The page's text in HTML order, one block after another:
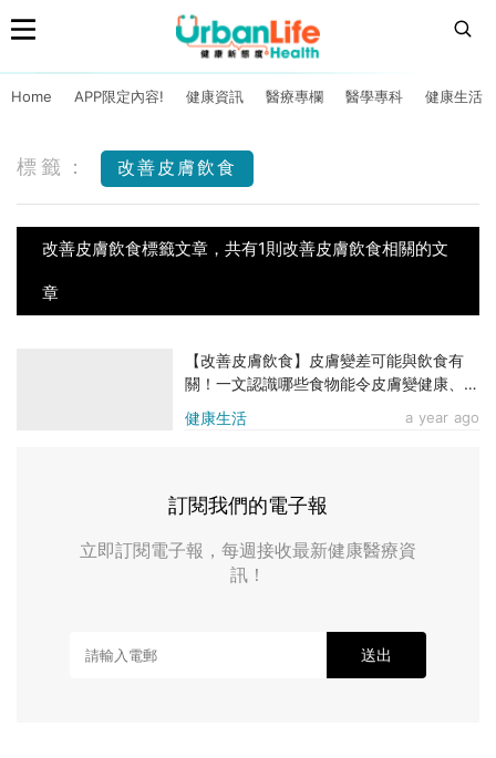
Home APP限定內容! 健康資訊 醫療專欄 醫學專科 健康生活
標籤： 改善皮膚飲食
改善皮膚飲食標籤文章，共有1則改善皮膚飲食相關的文
章
健康生活 a year ago
【改善皮膚飲食】皮膚變差可能與飲食有
關！一文認識哪些食物能令皮膚變健康、穩
定！
訂閱我們的電子報
立即訂閱電子報，每週接收最新健康醫療資
訊！
送出